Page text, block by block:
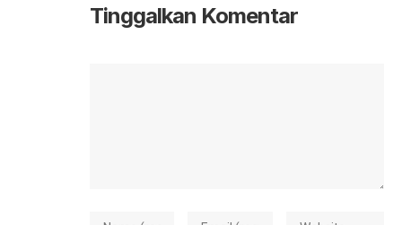
Tinggalkan Komentar